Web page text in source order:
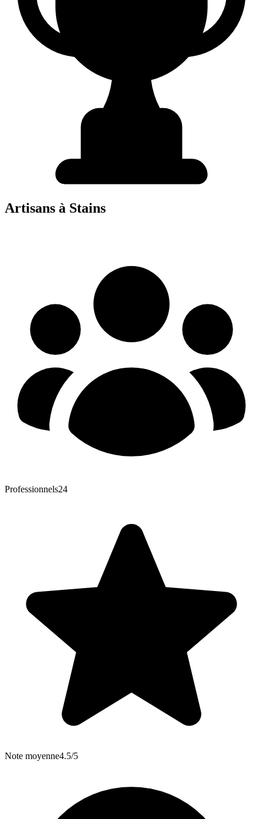
Artisans à Stains
Professionnels24
Note moyenne4.5/5